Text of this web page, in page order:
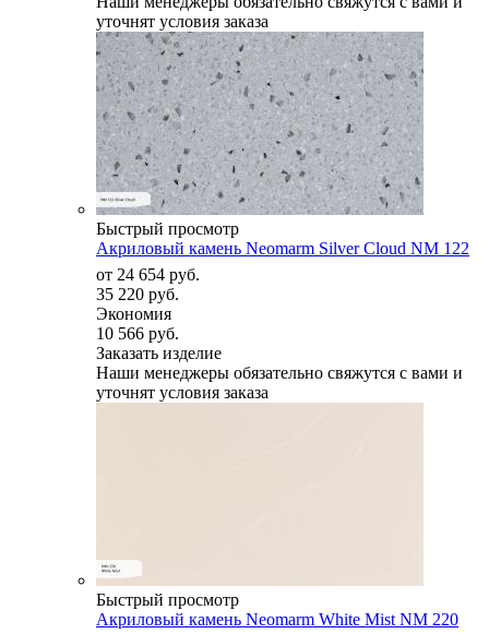
уточнят условия заказа
Быстрый просмотр
Акриловый камень Neomarm Silver Cloud NM 122
от 24 654 руб.
35 220 руб.
Экономия
10 566 руб.
Заказать изделие
Наши менеджеры обязательно свяжутся с вами и
уточнят условия заказа
Быстрый просмотр
Акриловый камень Neomarm White Mist NM 220